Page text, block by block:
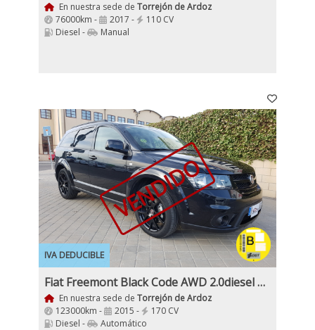
En nuestra sede de Torrejón de Ardoz
76000km -
2017 -
110 CV
Diesel -
Manual
IVA DEDUCIBLE
VENDIDO
Fiat Freemont Black Code AWD 2.0diesel 16v 170Cv Automático 4x4
En nuestra sede de Torrejón de Ardoz
123000km -
2015 -
170 CV
Diesel -
Automático